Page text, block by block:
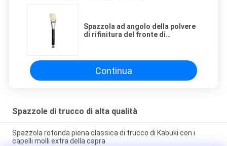
Spazzola ad angolo della polvere
di rifinitura del fronte di
Continua
Spazzole di trucco di alta qualità
Spazzola rotonda piena classica di trucco di Kabuki con i
capelli molli extra della capra